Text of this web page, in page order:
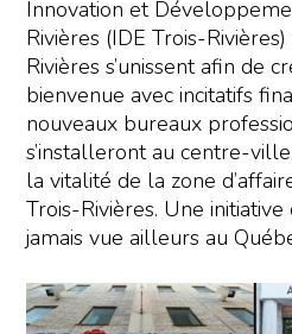
Innovation et
Rivières (IDE Trois-
Rivières s’unissent afin de
bienvenue avec incitatifs
nouveaux bureaux
s’installeront au centre-
la vitalité de la zone
Trois-Rivières. Une initiative
jamais vue ailleurs au